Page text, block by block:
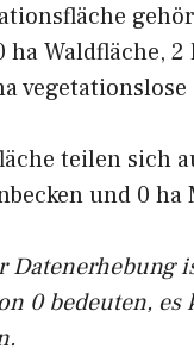
Waldfläche,
vegetationslose
teilen sich
und 0 ha
Datenerhebung
0 bedeuten,